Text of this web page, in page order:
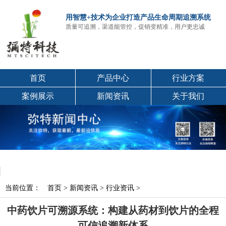
用智慧+技术为企业打造产品生命周期追溯系统
质量可追溯，渠道能管控，促销变精准，用户更忠诚
首页 产品中心 行业方案
案例展示 新闻资讯 关于我们
当前位置： 首页 > 新闻资讯 > 行业资讯 >
中药饮片可溯源系统：构建从药材到饮片的全程